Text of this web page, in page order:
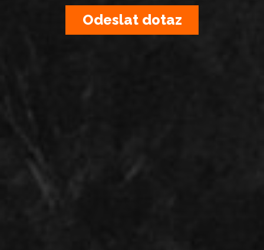
Odeslat dotaz